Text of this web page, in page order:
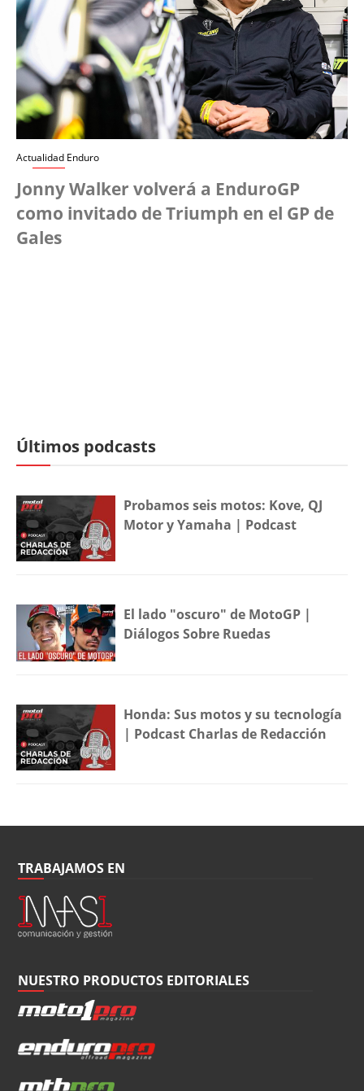
Actualidad Enduro
Jonny Walker volverá a EnduroGP
como invitado de Triumph en el GP de
Gales
Últimos podcasts
Probamos seis motos: Kove, QJ
Motor y Yamaha | Podcast
El lado "oscuro" de MotoGP |
Diálogos Sobre Ruedas
Honda: Sus motos y su tecnología
| Podcast Charlas de Redacción
TRABAJAMOS EN
NUESTRO PRODUCTOS EDITORIALES